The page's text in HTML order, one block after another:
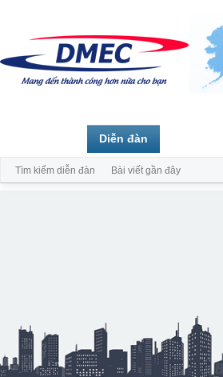
Diễn đàn
Tìm kiếm diễn đàn Bài viết gần đây